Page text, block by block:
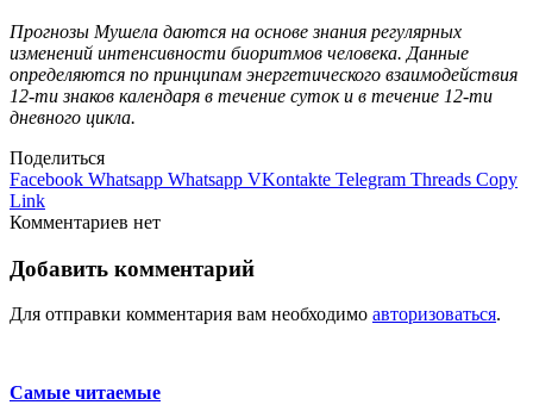
Прогнозы Мушела даются на основе знания регулярных
изменений интенсивности биоритмов человека. Данные
определяются по принципам энергетического взаимодействия
12-ти знаков календаря в течение суток и в течение 12-ти
дневного цикла.
Поделиться
Facebook Whatsapp Whatsapp VKontakte Telegram Threads Copy
Link
Комментариев нет
Добавить комментарий
Для отправки комментария вам необходимо авторизоваться.
Самые читаемые